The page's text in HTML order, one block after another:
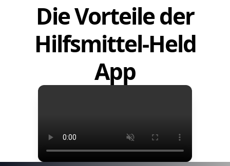
Die Vorteile der
Hilfsmittel-Held
App